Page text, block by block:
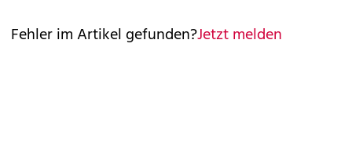
Fehler im Artikel gefunden?Jetzt melden